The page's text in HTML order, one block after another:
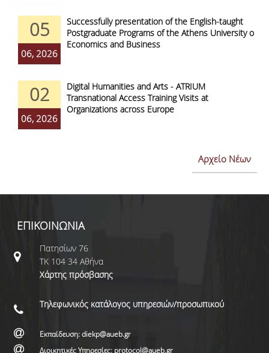
05
06, 2026
Successfully presentation of the English-taught
Postgraduate Programs of the Athens University of
Economics and Business
02
06, 2026
Digital Humanities and Arts - ATRIUM
Transnational Access Training Visits at
Organizations across Europe
Αρχείο Νέων
ΕΠΙΚΟΙΝΩΝΙΑ
Πατησίων 76
ΤΚ 104 34 Αθήνα
Χάρτης πρόσβασης
Τηλεφωνικός κατάλογος υπηρεσιών/προσωπικού
Εκπαίδευση: diekp@aueb.gr
Διοικητικές Υπηρεσίες: protocol@aueb.gr